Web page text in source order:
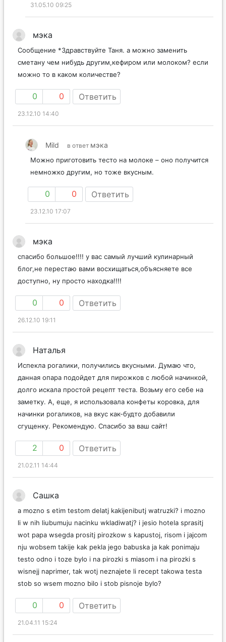
31.05.10 09:25
мэка
Сообщение *Здравствуйте Таня. а можно заменить
сметану чем нибудь другим,кефиром или молоком? если
можно то в каком количестве?
0 0 Ответить
23.12.10 14:40
Mild в ответ мэка
Можно приготовить тесто на молоке – оно получится
немножко другим, но тоже вкусным.
0 0 Ответить
23.12.10 17:07
мэка
спасибо большое!!!! у вас самый лучший кулинарный
блог,не перестаю вами восхищаться,объясняете все
доступно, ну просто находка!!!!
0 0 Ответить
26.12.10 19:11
Наталья
Испекла рогалики, получились вкусными. Думаю что,
данная опара подойдет для пирожков с любой начинкой,
долго искала простой рецепт теста. Возьму его себе на
заметку. А, еще, я использовала конфеты коровка, для
начинки рогаликов, на вкус как-будто добавили
сгущенку. Рекомендую. Спасибо за ваш сайт!
2 0 Ответить
21.02.11 14:44
Сашка
a mozno s etim testom delatj kakijenibutj watruzki? i mozno
li w nih liubumuju nacinku wkladiwatj? i jesio hotela sprasitj
wot papa wsegda prositj pirozkow s kapustoj, risom i jajcom
nju wobsem takije kak pekla jego babuska ja kak ponimaju
testo odno i toze bylo i na pirozki s miasom i na pirozki s
wisnejj naprimer, tak wotj neznajete li recept takowa testa
stob so wsem mozno bilo i stob pisnoje bylo?
0 0 Ответить
21.04.11 15:24